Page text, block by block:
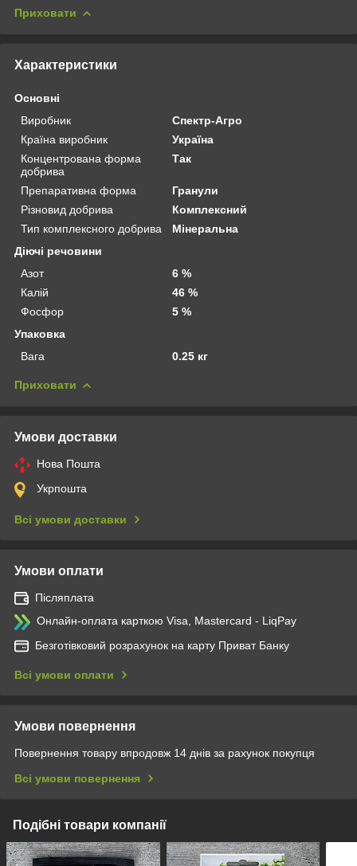
Приховати
Характеристики
Основні
Виробник
Спектр-Агро
Країна виробник
Україна
Концентрована форма
добрива
Так
Препаративна форма
Гранули
Різновид добрива
Комплексний
Тип комплексного добрива
Мінеральна
Діючі речовини
Азот
6 %
Калій
46 %
Фосфор
5 %
Упаковка
Вага
0.25 кг
Приховати
Умови доставки
Нова Пошта
Укрпошта
Всі умови доставки
Умови оплати
Післяплата
Онлайн-оплата карткою Visa, Mastercard - LiqPay
Безготівковий розрахунок на карту Приват Банку
Всі умови оплати
Умови повернення
Повернення товару впродовж 14 днів за рахунок покупця
Всі умови повернення
Подібні товари компанії